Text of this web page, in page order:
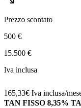
Prezzo scontato
500 €
15.500 €
Iva inclusa
165,33€ Iva inclusa/
TAN FISSO 8,35%